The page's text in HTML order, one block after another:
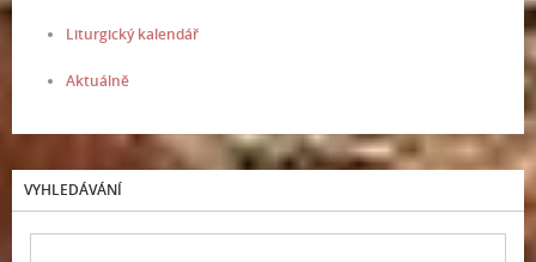
Liturgický kalendář
Aktuálně
VYHLEDÁVÁNÍ